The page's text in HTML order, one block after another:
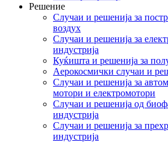
Решение
Случаи и решенија за
воздух
Случаи и решенија за
индустрија
Куќишта и решенија за
Аерокосмички случаи и
Случаи и решенија за
мотори и електромотори
Случаи и решенија од
индустрија
Случаи и решенија за
индустрија